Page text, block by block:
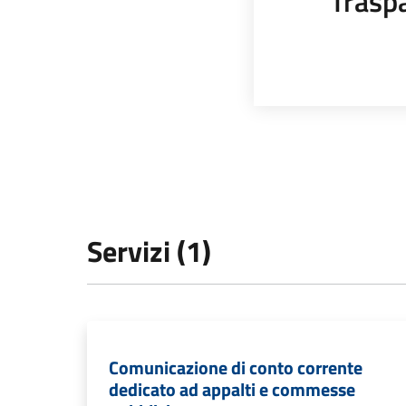
Servizi (1)
Comunicazione di conto corrente
dedicato ad appalti e commesse